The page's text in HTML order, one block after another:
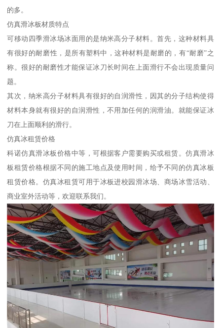
的多。
仿真滑冰板材质特点
可移动四季滑冰场冰面用的是纳米高分子材料。首先，这种材料具
有很好的耐磨性，是所有塑料中，这种材料是耐磨的，有“耐磨”之
称。很好的耐磨性才能保证冰刀长时间在上面滑行不会出现质量问
题。
其次，纳米高分子材料具有很好的自润滑性，因其的分子结构使得
材料本身就有很好的自润滑性，不用加任何的润滑油。就能保证冰
刀在上面顺利的滑行。
仿真冰租赁价格
科诺仿真滑冰板价格中等，可根据客户需要购买或租赁。仿真滑冰
板租赁价格根据不同的施工地点及使用时间，给予不同的仿真冰板
租赁价格。仿真冰租赁可用于冰板进校园滑冰场、商场冰雪活动、
商业室外活动等，欢迎联系我们。